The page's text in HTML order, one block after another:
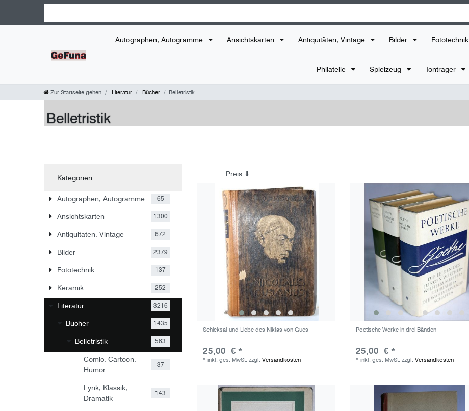
Autographen, Autogramme Ansichtskarten Antiquitäten, Vintage Bilder Fototechnik
Philatelie Spielzeug Tonträger
Zur Startseite gehen Literatur Bücher Belletristik
Belletristik
Kategorien
Autographen, Autogramme 65
Ansichtskarten 1300
Antiquitäten, Vintage 672
Bilder 2379
Fototechnik 137
Keramik 252
Literatur 3216
Bücher 1435
Belletristik 563
Comic, Cartoon,
Humor
37
Lyrik, Klassik,
Dramatik
143
Schicksal und Liebe des Niklas von Gues
25,00 € *
*inkl. ges. MwSt. zzgl.Versandkosten
Poetische Werke in drei Bänden
25,00 € *
*inkl. ges. MwSt. zzgl.Versandkosten